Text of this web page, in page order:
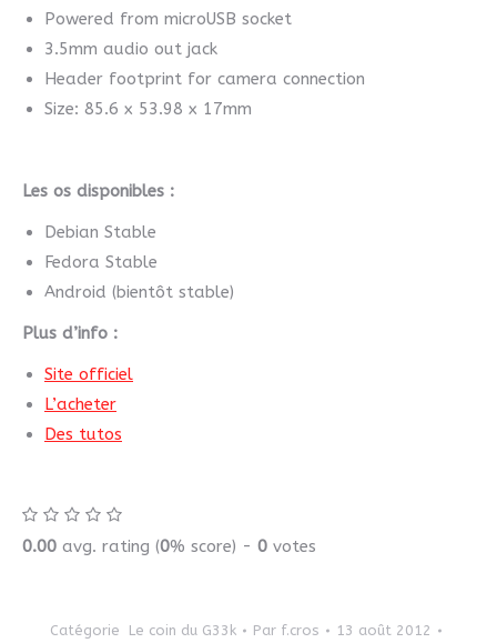
Powered from microUSB socket
3.5mm audio out jack
Header footprint for camera connection
Size: 85.6 x 53.98 x 17mm
Les os disponibles :
Debian Stable
Fedora Stable
Android (bientôt stable)
Plus d’info :
Site officiel
L’acheter
Des tutos
0.00 avg. rating (0% score) - 0 votes
Catégorie Le coin du G33k Par f.cros
13 août 2012